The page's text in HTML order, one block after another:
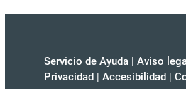
Servicio de Ayuda | Aviso
Privacidad | Accesibilidad |